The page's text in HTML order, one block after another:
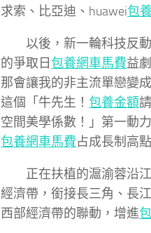
求索、比亞迪、huawei包
以後，新一輪科技反
的爭取日包養網車馬費益
那會讓我的非主流單戀變
這個「牛先生！ 包養金額
空間美學係數！」第一動
包養網車馬費占成長制高
正在扶植的滬渝蓉沿
經濟帶，銜接長三角、長
西部經濟帶的聯動，增進